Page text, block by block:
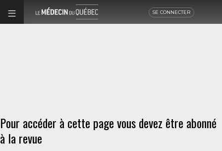
SE CONNECTER
Pour accéder à cette page vous devez être abonné
à la revue